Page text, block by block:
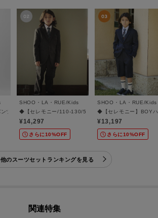
ンツスーツセット
SHOO・LA・RUE/Kids
◆【セレモニー/110-130/5点セット】BOY フルレング
¥14,297
さらに10%OFF
SHOO・LA・RUE/Kids
◆【セレモニー】BOY
¥13,197
さらに10%OFF
のスーツセットランキングを見る
関連特集